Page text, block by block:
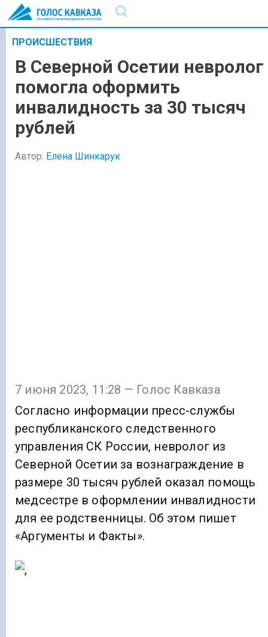
ПРОИСШЕСТВИЯ
В Северной Осетии невролог
помогла оформить
инвалидность за 30 тысяч
рублей
Автор: Елена Шинкарук
7 июня 2023, 11:28 — Голос Кавказа
Согласно информации пресс-службы
республиканского следственного
управления СК России, невролог из
Северной Осетии за вознаграждение в
размере 30 тысяч рублей оказал помощь
медсестре в оформлении инвалидности
для ее родственницы. Об этом пишет
«Аргументы и Факты».